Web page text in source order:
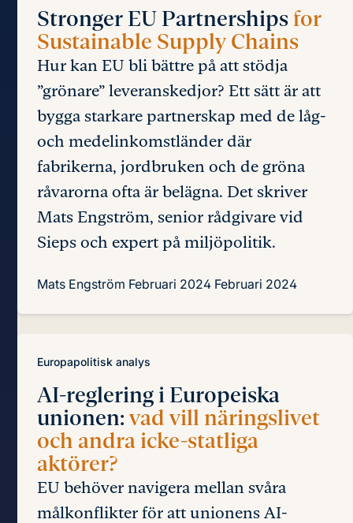
Stronger EU Partnerships for
Sustainable Supply Chains
Hur kan EU bli bättre på att stödja
”grönare” leveranskedjor? Ett sätt är att
bygga starkare partnerskap med de låg-
och medelinkomstländer där
fabrikerna, jordbruken och de gröna
råvarorna ofta är belägna. Det skriver
Mats Engström, senior rådgivare vid
Sieps och expert på miljöpolitik.
Mats Engström Februari 2024 Februari 2024
Europapolitisk analys
AI-reglering i Europeiska
unionen: vad vill näringslivet
och andra icke-statliga
aktörer?
EU behöver navigera mellan svåra
målkonflikter för att unionens AI-